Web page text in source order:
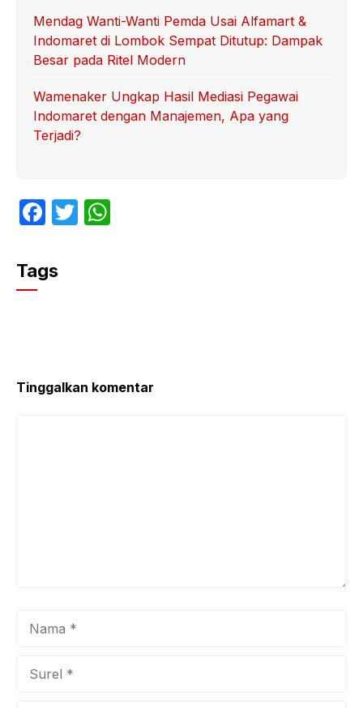
Mendag Wanti-Wanti Pemda Usai Alfamart &
Indomaret di Lombok Sempat Ditutup: Dampak
Besar pada Ritel Modern
Wamenaker Ungkap Hasil Mediasi Pegawai
Indomaret dengan Manajemen, Apa yang
Terjadi?
F
c
e
k
T
Tags
Tinggalkan komentar